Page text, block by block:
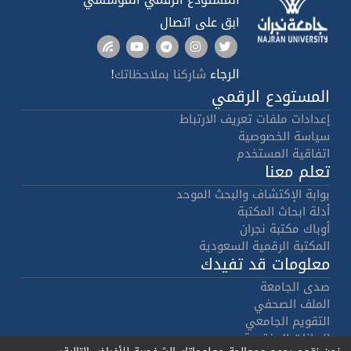
ابق على اتصال
الرجاء شاركنا بملاحظاتك!
المستودع الرقمي
إعدادات ملفات تعريف الارتباط
سياسة الخصوصية
اتفاقية المستخدم
تعلم معنا
بوابة الإكتشاف والبحث الموحد
أدلة ابحاث المكتبة
أوباك مكتبة نجران
المكتبة الرقمية السعودية
معلومات قد تفيدك
صدى الجامعة
الملف الصحفي
التقويم الجامعي
البيانات المفتوحة